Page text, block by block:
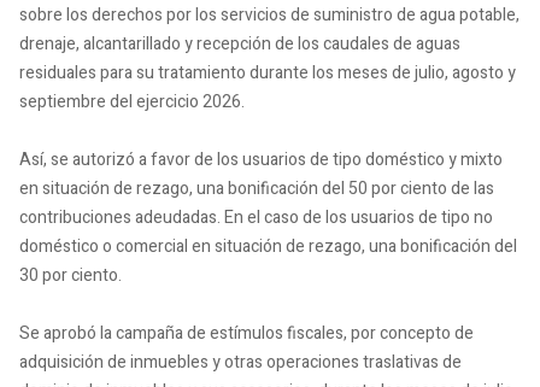
sobre los derechos por los servicios de suministro de agua potable,
drenaje, alcantarillado y recepción de los caudales de aguas
residuales para su tratamiento durante los meses de julio, agosto y
septiembre del ejercicio 2026.
Así, se autorizó a favor de los usuarios de tipo doméstico y mixto
en situación de rezago, una bonificación del 50 por ciento de las
contribuciones adeudadas. En el caso de los usuarios de tipo no
doméstico o comercial en situación de rezago, una bonificación del
30 por ciento.
Se aprobó la campaña de estímulos fiscales, por concepto de
adquisición de inmuebles y otras operaciones traslativas de